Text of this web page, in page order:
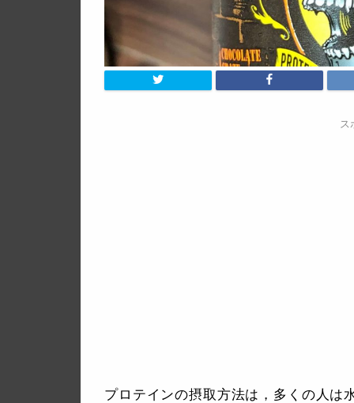
ス
プロテインの摂取方法は，多くの人は